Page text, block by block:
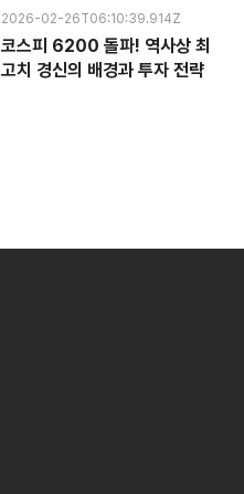
2026-02-26T06:10:39.914Z
코스피 6200 돌파! 역사상 최
고치 경신의 배경과 투자 전략